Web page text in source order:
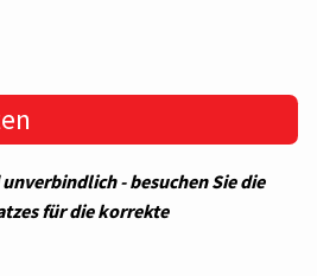
- besuchen Sie die
für die korrekte